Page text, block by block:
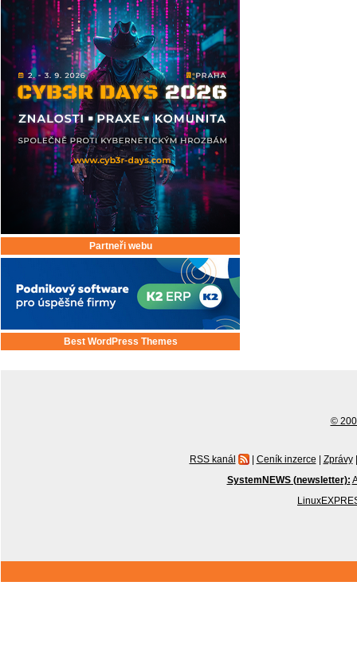
Partneři webu
Best WordPress Themes
©
RSS kanál | Ceník inzerce | Zprávy |
SystemNEWS (newsletter):